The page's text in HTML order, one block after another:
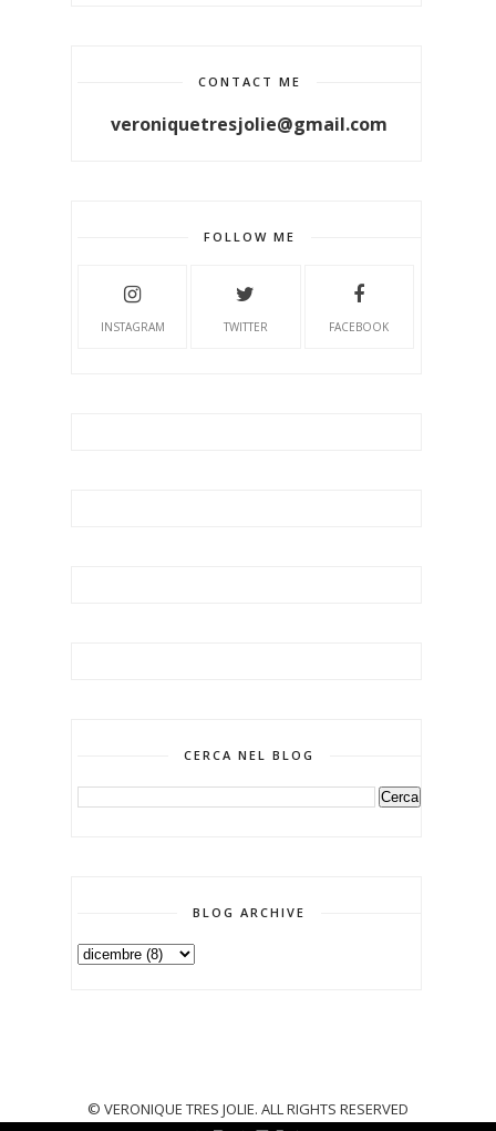
CONTACT ME
veroniquetresjolie@gmail.com
FOLLOW ME
INSTAGRAM TWITTER FACEBOOK
CERCA NEL BLOG
BLOG ARCHIVE
© VERONIQUE TRES JOLIE. ALL RIGHTS RESERVED